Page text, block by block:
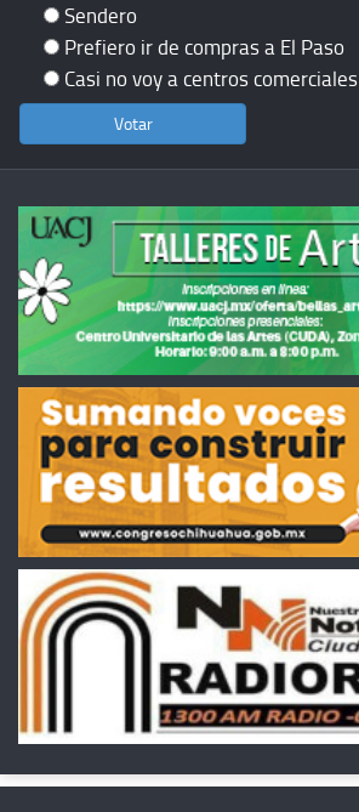
Sendero
Prefiero ir de compras a El Paso
Casi no voy a centros comerciales